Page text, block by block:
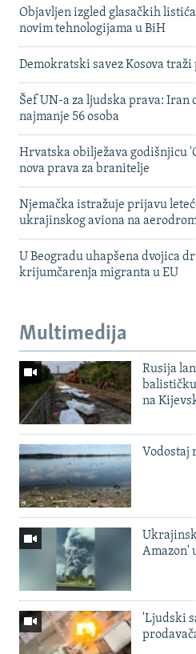
Objavljen izgled glasačkih
novim tehnologijama u BiH
Demokratski savez Kosova
Šef UN-a za ljudska prava: Iran
najmanje 56 osoba
Hrvatska obilježava godišnjicu
nova prava za branitelje
Njemačka istražuje prijavu
ukrajinskog aviona na
U Beogradu uhapšena dvojica
krijumčarenja migranta u EU
Multimedija
Rusija
na
Vodostaj
Amazon'
'Ljudski